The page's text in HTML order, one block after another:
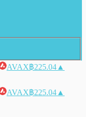
AVAX฿225.04 ▲
AVAX฿225.04 ▲